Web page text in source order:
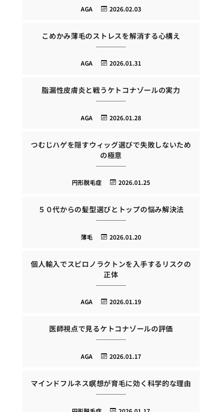
2026.02.03
AGA
こめかみ薄毛のストレスを解消する心構え
2026.01.31
AGA
脂漏性皮膚炎と戦うケトコナゾールの実力
2026.01.28
AGA
つむじハゲを隠すウィッグ選びで失敗しないため
の極意
2026.01.25
円形脱毛症
５０代からの髪型選びとトップの悩み解決法
2026.01.20
薄毛
個人輸入でスピロノラクトンを入手するリスクの
正体
2026.01.19
AGA
医師視点で見るケトコナゾールの評価
2026.01.17
AGA
マインドフルネス瞑想が育毛に効く科学的な理由